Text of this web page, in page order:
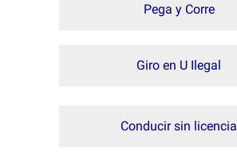
Pega y Corre
Giro en U Ilegal
Conducir sin licencia